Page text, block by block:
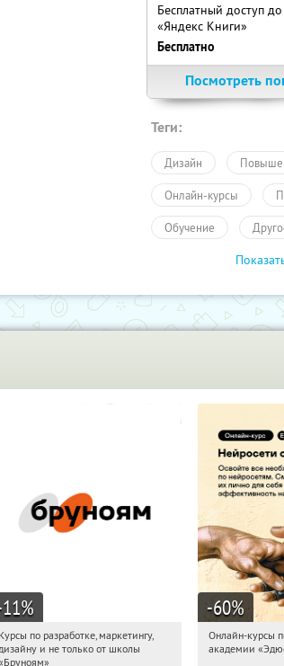
Бесплатный доступ
«Яндекс Книги»
Бесплатно
Посмотреть
Теги:
Дизайн
Онлайн-курсы
Обучение
%
00:15:11
Получи первым!
Курсы по разработке, маркетингу,
дизайну и не только от школы
-60%
00:15:11
Онлайн-курсы
академии